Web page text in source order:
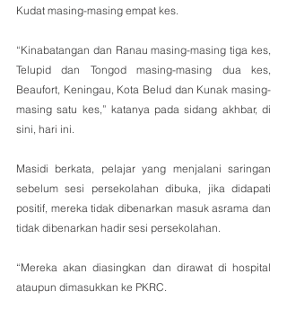
Kudat masing-masing empat kes.
“Kinabatangan dan Ranau masing-masing tiga kes,
Telupid dan Tongod masing-masing dua kes,
Beaufort, Keningau, Kota Belud dan Kunak masing-
masing satu kes,” katanya pada sidang akhbar, di
sini, hari ini.
Masidi berkata, pelajar yang menjalani saringan
sebelum sesi persekolahan dibuka, jika didapati
positif, mereka tidak dibenarkan masuk asrama dan
tidak dibenarkan hadir sesi persekolahan.
“Mereka akan diasingkan dan dirawat di hospital
ataupun dimasukkan ke PKRC.